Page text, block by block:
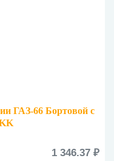
ГАЗ-66 Бортовой с
1 346.37 ₽